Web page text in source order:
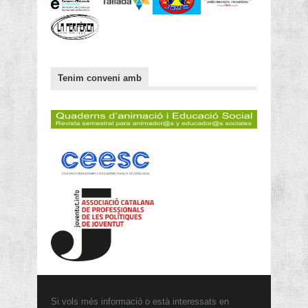
Tenim conveni amb
Si vols més informació o està interessats en